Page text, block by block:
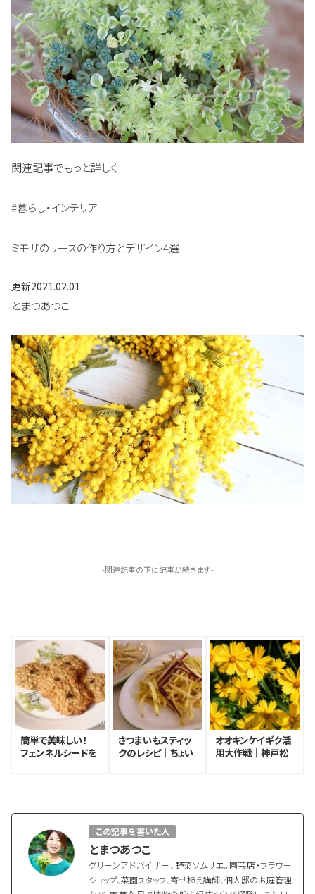
関連記事でもっと詳しく
#暮らし・インテリア
ミモザのリースの作り方とデザイン4選
更新2021.02.01
とまつあつこ
-関連記事の下に記事が続きます-
簡単で美味しい！
フェンネルシードを
さつまいもスティッ
クのレシピ｜ちょい
オオキンケイギク活
用大作戦｜神戸松
この記事を書いた人
とまつあつこ
グリーンアドバイザー、野菜ソムリエ。園芸店・フラワー
ショップ、菜園スタッフ、寄せ植え講師、個人邸のお庭管理